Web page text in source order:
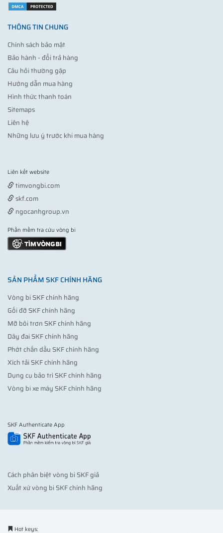
THÔNG TIN CHUNG
Chính sách bảo mật
Bảo hành - đổi trả hàng
Câu hỏi thường gặp
Hướng dẫn mua hàng
Hình thức thanh toán
Sitemaps
Liên hệ
Những lưu ý trước khi mua hàng
Liên kết website
timvongbi.com
skf.com
ngocanhgroup.vn
Phần mềm tra cứu vòng bi
SẢN PHẨM SKF CHÍNH HÃNG
Vòng bi SKF chính hãng
Gối đỡ SKF chính hãng
Mỡ bôi trơn SKF chính hãng
Dây đai SKF chính hãng
Phớt chắn dầu SKF chính hãng
Xích tải SKF chính hãng
Dụng cụ bảo trì SKF chính hãng
Vòng bi xe máy SKF chính hãng
SKF Authenticate App
Cách phân biệt vòng bi SKF giả
Xuất xứ vòng bi SKF chính hãng
Hot keys: